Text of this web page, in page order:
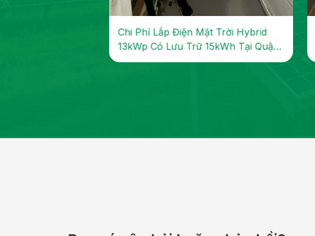
Chi Phí Lắp Điện Mặt Trời Hybrid
13kWp Có Lưu Trữ 15kWh Tại Quận
7 – Giảm Tiền Điện 5–6...